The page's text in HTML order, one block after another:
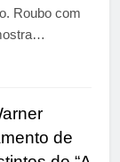
Roubo com
de